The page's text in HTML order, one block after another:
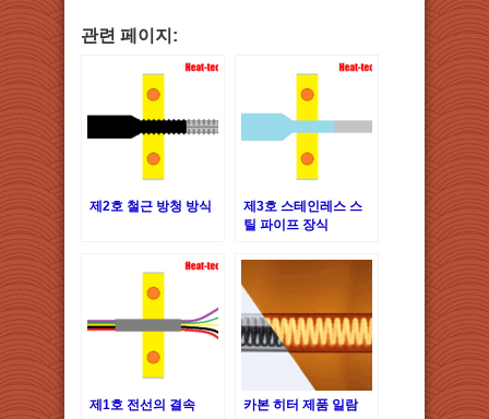
관련 페이지:
제2호 철근 방청 방식
제3호 스테인레스 스
틸 파이프 장식
제1호 전선의 결속 카본 히터 제품 일람